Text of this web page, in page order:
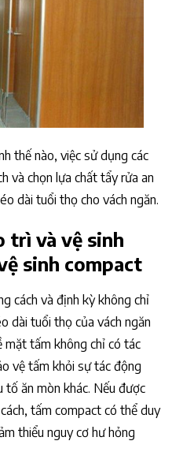
thế nào, việc sử dụng các
và chọn lựa chất tẩy rửa an
dài tuổi thọ cho vách ngăn.
trì và vệ sinh
sinh compact
cách và định kỳ không chỉ
dài tuổi thọ của vách ngăn
tấm không chỉ có tác
vệ tấm khỏi sự tác động
tố ăn mòn khác. Nếu được
tấm compact có thể duy
thiểu nguy cơ hư hỏng